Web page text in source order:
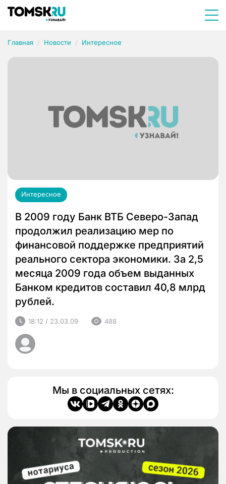
Главная Новости Интересное
Интересное
В 2009 году Банк ВТБ Северо-Запад
продолжил реализацию мер по
финансовой поддержке предприятий
реального сектора экономики. За 2,5
месяца 2009 года объем выданных
Банком кредитов составил 40,8 млрд
рублей.
18:12 / 23.03.09 488
Мы в социальных сетях: